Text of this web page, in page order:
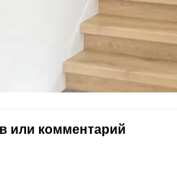
или комментарий